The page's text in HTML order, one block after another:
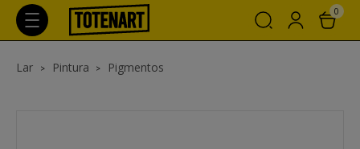
0
Lar Pintura Pigmentos